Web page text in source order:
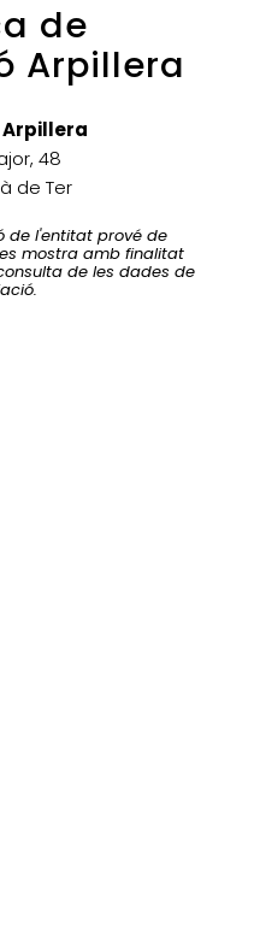
de
Arpillera
48
de Ter
de l'entitat prové de
mostra amb finalitat
de les dades de